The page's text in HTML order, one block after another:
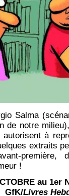
Salma
de notre
à
extraits
première,
!
au 1er
GfK/Livres